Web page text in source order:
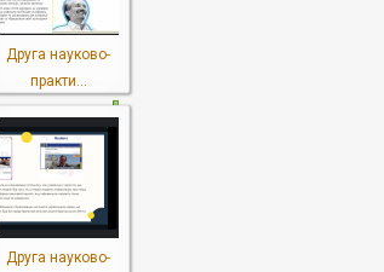
Друга науково-
практи...
Друга науково-